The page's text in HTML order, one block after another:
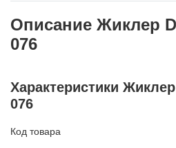
Описание Жиклер
076
Характеристики
076
Код товара